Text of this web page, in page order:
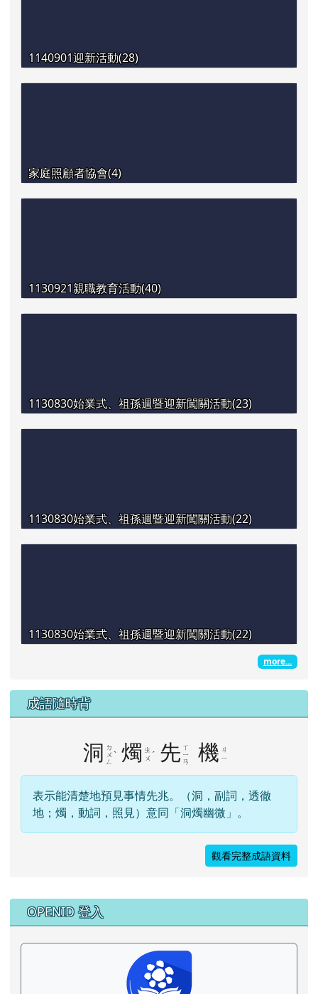
1140901迎新活動(28)
家庭照顧者協會(4)
1130921親職教育活動(40)
1130830始業式、祖孫週暨迎新闖關活動(23)
1130830始業式、祖孫週暨迎新闖關活動(22)
1130830始業式、祖孫週暨迎新闖關活動(22)
more...
成語隨時背
洞
ㄉ
ㄨ
ㄥ
ˋ 燭 ㄓ
ㄨ ˊ 先 ㄒ
ㄧ
ㄢ
機 ㄐ
ㄧ
表示能清楚地預見事情先兆。（洞，副詞，透徹
地；燭，動詞，照見）意同「洞燭幽微」。
觀看完整成語資料
右邊區域內容
OPENID 登入